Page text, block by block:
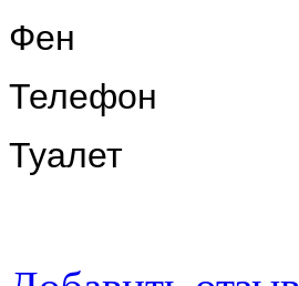
Фен
Телефон
Туалет